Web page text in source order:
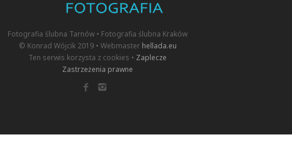
Fotografia ślubna Tarnów • Fotografia ślubna Kraków
© Konrad Wójcik 2019 • Webmaster hellada.eu
Ten serwis korzysta z cookies • Zaplecze
Zastrzeżenia prawne